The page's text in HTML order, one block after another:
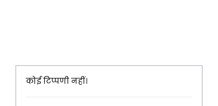
कोई टिप्पणी नहीं।